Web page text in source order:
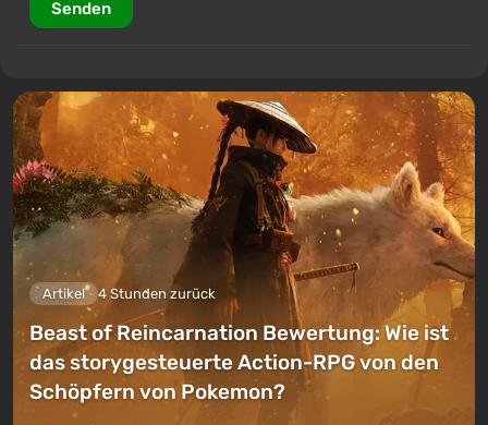
Neuauflage, sondern ein Versuch, Vergangenheit und
von einer neuen Seite gezeigt wird.
Senden
Artikel 4 Stunden zurück
Beast of Reincarnation Bewertung: Wie ist
das storygesteuerte Action-RPG von den
Schöpfern von Pokemon?